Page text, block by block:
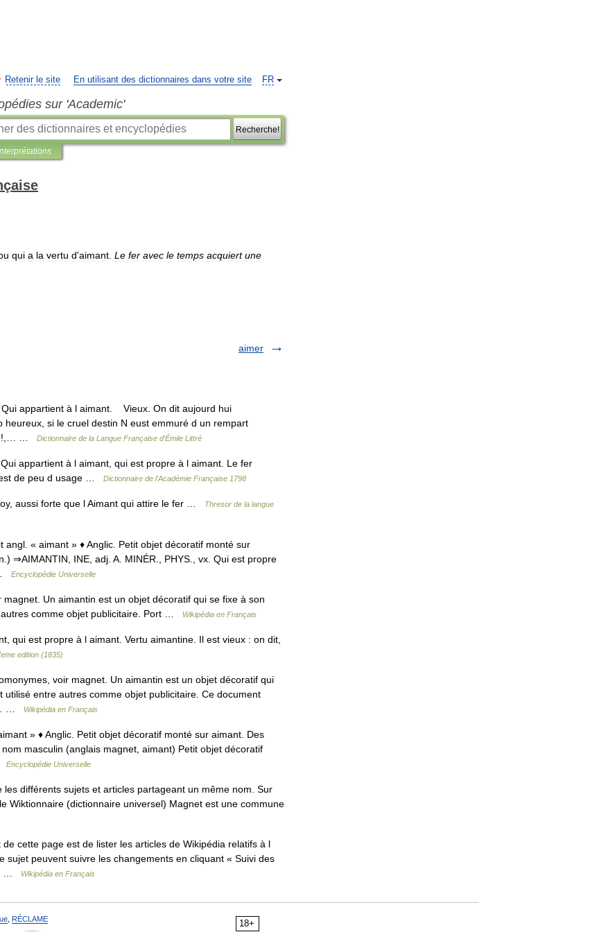
FR
Retenir le site En utilisant des dictionnaires dans votre site
sur 'Academic'
Recherche!
qui a la vertu d'aimant Le fer avec le temps acquiert une
aimer
appartient à l aimant. Vieux. On dit aujourd hui
si le cruel destin N eust emmuré d un rempart
!,… …
Dictionnaire de la Langue Française d'Émile Littré
appartient à l aimant, qui est propre à l aimant. Le fer
de peu d usage …
Dictionnaire de l'Académie Française 1798
aussi forte que l Aimant qui attire le fer …
Thresor de la langue
« aimant » ♦ Anglic. Petit objet décoratif monté sur
⇒AIMANTIN, INE, adj. A. MINÉR., PHYS., vx. Qui est propre
Encyclopédie Universelle
Un aimantin est un objet décoratif qui se fixe à son
comme objet publicitaire. Port …
Wikipédia en Français
qui est propre à l aimant. Vertu aimantine. Il est vieux : on dit,
edition (1835)
voir magnet. Un aimantin est un objet décoratif qui
entre autres comme objet publicitaire. Ce document
…
Wikipédia en Français
» ♦ Anglic. Petit objet décoratif monté sur aimant. Des
masculin (anglais magnet, aimant) Petit objet décoratif
Encyclopédie Universelle
différents sujets et articles partageant un même nom. Sur
Wiktionnaire (dictionnaire universel) Magnet est une commune
cette page est de lister les articles de Wikipédia relatifs à l
sujet peuvent suivre les changements en cliquant « Suivi des
…
Wikipédia en Français
18+
RÉCLAME